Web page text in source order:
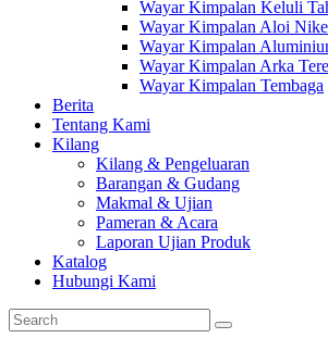
Wayar Kimpalan Keluli
Wayar Kimpalan Aloi
Wayar Kimpalan
Wayar Kimpalan Arka
Wayar Kimpalan Tembaga
Berita
Tentang Kami
Kilang
Kilang & Pengeluaran
Barangan & Gudang
Makmal & Ujian
Pameran & Acara
Laporan Ujian Produk
Katalog
Hubungi Kami